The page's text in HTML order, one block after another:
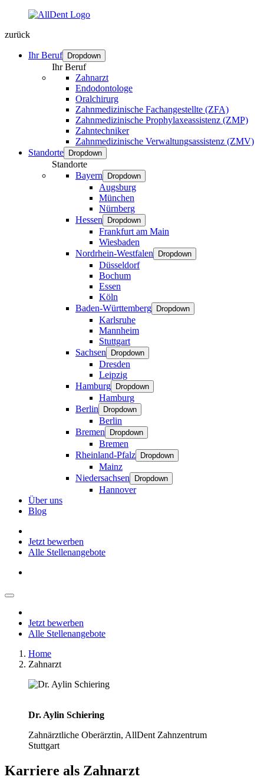
zurück
Ihr Beruf Dropdown
Ihr Beruf
Zahnarzt
Endodontologe
Oralchirurg
Zahnmedizinische Fachangestellte (ZFA)
Zahnmedizinische Prophylaxeassistenz (ZMP)
Zahntechniker
Zahnmedizinische Verwaltungsassistenz (ZMV)
Standorte
Dropdown
Standorte
Bayern
Dropdown
Augsburg
München
Nürnberg
Hessen
Dropdown
Frankfurt am Main
Wiesbaden
Nordrhein-Westfalen
Dropdown
Düsseldorf
Bochum
Essen
Köln
Baden-Württemberg
Dropdown
Karlsruhe
Mannheim
Stuttgart
Sachsen
Dropdown
Dresden
Leipzig
Hamburg
Dropdown
Hamburg
Berlin
Dropdown
Berlin
Bremen
Dropdown
Bremen
Rheinland-Pfalz
Dropdown
Mainz
Niedersachsen
Dropdown
Hannover
Über uns
Blog
Jetzt bewerben
Alle Stellenangebote
Jetzt bewerben
Alle Stellenangebote
Home
Zahnarzt
Dr. Aylin Schiering
Zahnärztliche Oberärztin, AllDent Zahnzentrum
Stuttgart
Karriere als Zahnarzt